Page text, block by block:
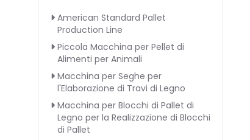
American Standard Pallet
Production Line
Piccola Macchina per Pellet di
Alimenti per Animali
Macchina per Seghe per
l'Elaborazione di Travi di Legno
Macchina per Blocchi di Pallet di
Legno per la Realizzazione di Blocchi
di Pallet